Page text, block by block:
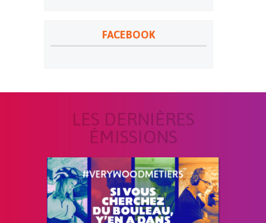
FACEBOOK
LES DERNIÈRES
ÉMISSIONS